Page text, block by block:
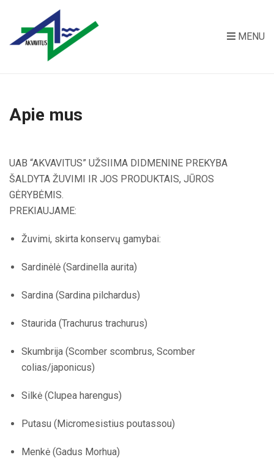
MENU
Apie mus
UAB “AKVAVITUS” UŽSIIMA DIDMENINE PREKYBA
ŠALDYTA ŽUVIMI IR JOS PRODUKTAIS, JŪROS
GĖRYBĖMIS.
PREKIAUJAME:
Žuvimi, skirta konservų gamybai:
Sardinėlė (Sardinella aurita)
Sardina (Sardina pilchardus)
Staurida (Trachurus trachurus)
Skumbrija (Scomber scombrus, Scomber
colias/japonicus)
Silkė (Clupea harengus)
Putasu (Micromesistius poutassou)
Menkė (Gadus Morhua)